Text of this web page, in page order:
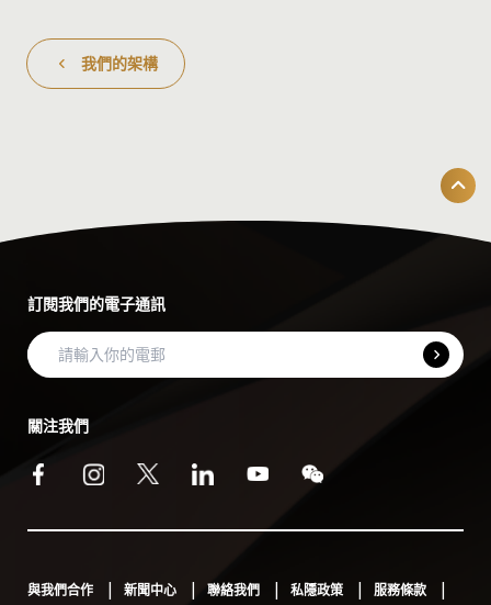
我們的架構
訂閱我們的電子通訊
關注我們
與我們合作 新聞中心 聯絡我們 私隱政策
服務條款